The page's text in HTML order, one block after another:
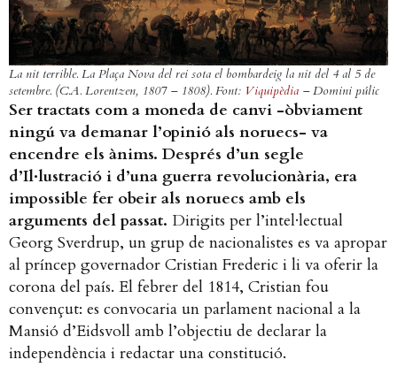
La nit terrible. La Plaça Nova del rei sota el bombardeig la nit del 4 al 5 de
setembre. (C.A. Lorentzen, 1807 – 1808). Font: Viquipèdia – Domini púlic
Ser tractats com a moneda de canvi -òbviament
ningú va demanar l’opinió als noruecs- va
encendre els ànims. Després d’un segle
d’Il·lustració i d’una guerra revolucionària, era
impossible fer obeir als noruecs amb els
arguments del passat. Dirigits per l’intel·lectual
Georg Sverdrup, un grup de nacionalistes es va apropar
al príncep governador Cristian Frederic i li va oferir la
corona del país. El febrer del 1814, Cristian fou
convençut: es convocaria un parlament nacional a la
Mansió d’Eidsvoll amb l’objectiu de declarar la
independència i redactar una constitució.